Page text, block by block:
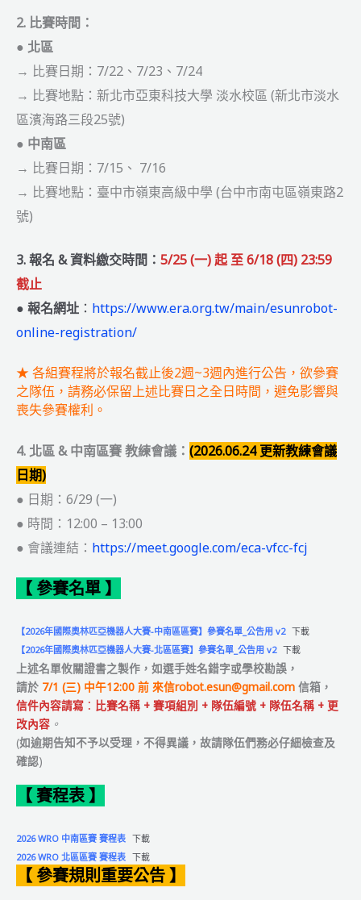
2. 比賽時間：
● 北區
→ 比賽日期：7/22、7/23、7/24
→ 比賽地點：新北市亞東科技大學 淡水校區 (新北市淡水
區濱海路三段25號)
● 中南區
→ 比賽日期：7/15、 7/16
→ 比賽地點：臺中市嶺東高級中學 (台中市南屯區嶺東路2
號)
3. 報名 & 資料繳交時間： 5/25 (一) 起 至6/18 (四) 23:59
截止
● 報名網址 ： https://www.era.org.tw/main/esunrobot-
online-registration/
★ 各組賽程將於報名截止後2週~3週內進行公告，欲參賽
之隊伍，請務必保留上述比賽日之全日時間，避免影響與
喪失參賽權利。
4. 北區 & 中南區賽 教練會議： (2026.06.24 更新教練會議
日期)
● 日期：6/29 (一)
● 時間：12:00 – 13:00
● 會議連結： https://meet.google.com/eca-vfcc-fcj
【 參賽名單 】
【2026年國際奧林匹亞機器人大賽-中南區區賽】參賽名單_公告用 v2 下載
【2026年國際奧林匹亞機器人大賽-北區區賽】參賽名單_公告用 v2 下載
上述名單攸關證書之製作，如選手姓名錯字或學校勘誤 ，
請於 7/1 (三) 中午12:00 前 來信robot.esun@gmail.com 信箱，
信件內容請寫 ： 比賽名稱 + 賽項組別 + 隊伍編號 + 隊伍名稱 + 更
改內容 。
(如逾期告知不予以受理，不得異議，故請隊伍們務必仔細檢查及
確認)
【 賽程表 】
2026 WRO 中南區賽 賽程表 下載
2026 WRO 北區區賽 賽程表 下載
【 參賽規則重要公告 】